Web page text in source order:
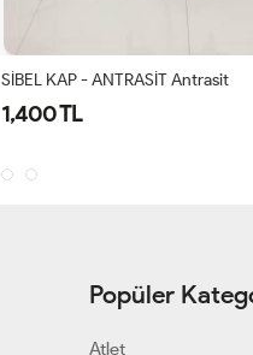
Hürrem Kap Lacivert
1,550 TL
Popüler
Atlet